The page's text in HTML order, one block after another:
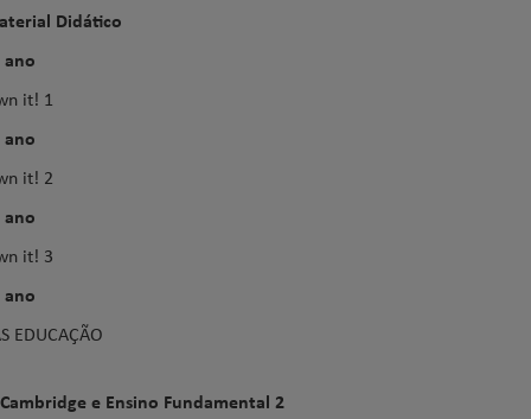
Didático
ano
it! 1
ano
it! 2
ano
it! 3
ano
EDUCAÇÃO
Cambridge e Ensino Fundamental 2